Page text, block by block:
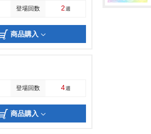
登場回数 2週
商品購入
登場回数 4週
商品購入